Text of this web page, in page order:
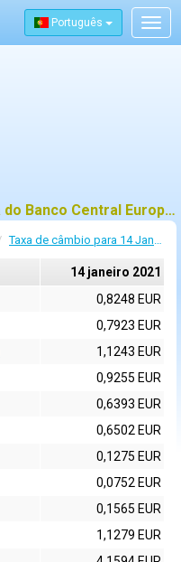
Português
Taxas de câmbio de referência do Banco Central Europeu (BCE) para 14 janeiro 2021
Taxa de câmbio para 14 Janeiro 2021
14 janeiro 2021
0,8248 EUR
0,7923 EUR
1,1243 EUR
0,9255 EUR
0,6393 EUR
0,6502 EUR
0,1275 EUR
0,0752 EUR
0,1565 EUR
1,1279 EUR